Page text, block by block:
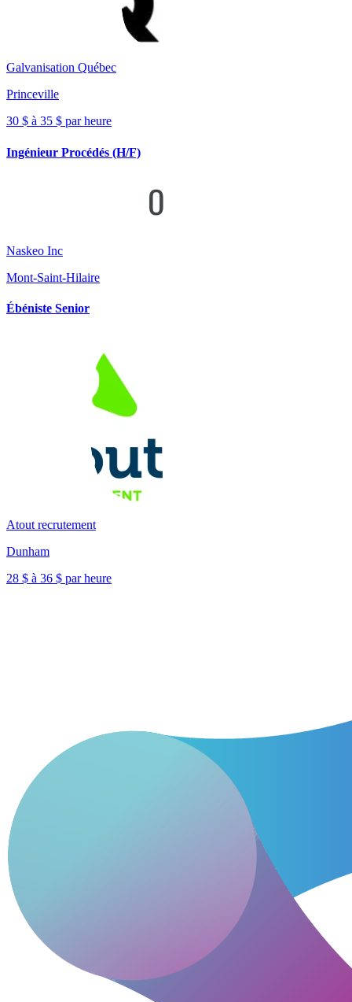
Galvanisation Québec
Princeville
30 $ à 35 $ par heure
Ingénieur Procédés (H/F)
Naskeo Inc
Mont-Saint-Hilaire
Ébéniste Senior
Atout recrutement
Dunham
28 $ à 36 $ par heure